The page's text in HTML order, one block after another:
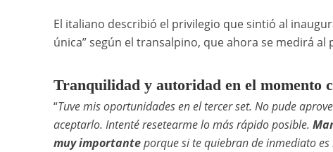
El italiano describió el privilegio que sintió al
única” según el transalpino, que ahora se medirá al
Tranquilidad y autoridad en el momento
“Tuve mis oportunidades en el tercer set. No pude
aceptarlo. Intenté resetearme lo más rápido posible.
muy importanteporque si te quiebran de inmediato es